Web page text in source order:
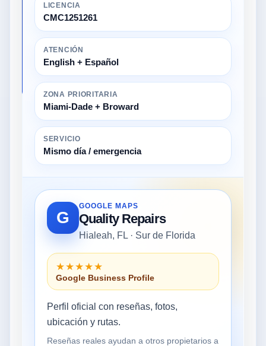
LICENCIA
CMC1251261
ATENCIÓN
English + Español
ZONA PRIORITARIA
Miami-Dade + Broward
SERVICIO
Mismo día / emergencia
G
GOOGLE MAPS
Quality Repairs
Hialeah, FL · Sur de Florida
★★★★★
Google Business Profile
Perfil oficial con reseñas, fotos,
ubicación y rutas.
Reseñas reales ayudan a otros propietarios a